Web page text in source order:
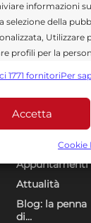
informazioni
selezione della
Utilizzare
profili per la
dati limitati per
e combinare
dati di
1771 fornitoriPer
Accetta
Cookie
Appuntamenti
Attualità
Blog: la penna
di…